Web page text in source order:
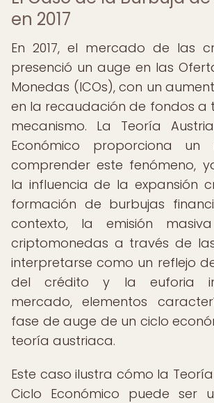
en 2017
En 2017, el mercado de las
presenció un auge en las
Monedas (ICOs), con un
en la recaudación de fondos a
mecanismo. La Teoría
Económico proporciona
comprender este fenómeno,
la influencia de la expansión
formación de burbujas
contexto, la emisión
criptomonedas a través de
interpretarse como un reflejo
del crédito y la euforia
mercado, elementos
fase de auge de un ciclo
teoría austriaca.
Este caso ilustra cómo la
Ciclo Económico puede ser